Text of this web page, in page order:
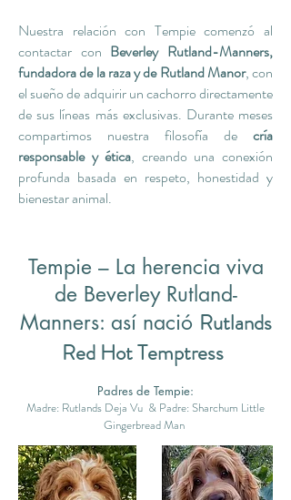
Nuestra relación con Tempie comenzó al
contactar con Beverley Rutland-Manners,
fundadora de la raza y de Rutland Manor, con
el sueño de adquirir un cachorro directamente
de sus líneas más exclusivas. Durante meses
compartimos nuestra filosofía de cría
responsable y ética, creando una conexión
profunda basada en respeto, honestidad y
bienestar animal.
Tempie – La herencia viva
de Beverley Rutland-
Manners: así nació Rutlands
Red Hot Temptress
Padres de Tempie:
Madre: Rutlands Deja Vu & Padre: Sharchum Little
Gingerbread Man